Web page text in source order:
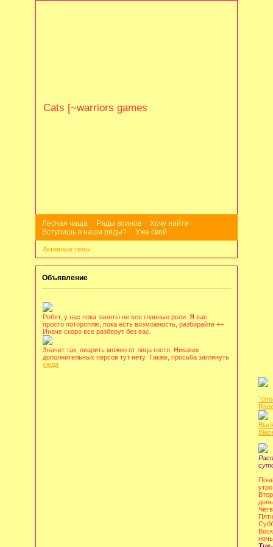
Cats [~warriors games
Лесная чаща Ряды воинов
Хочу найти
Вступишь в наши ряды?
Уже свой
Активные темы
Объявление
Ребят, у нас пока заняты не все главные роли. Я вас
просто потороплю, пока есть возможность, разбирайте ++
Иначе скоро все разберут без вас.
Значит так, пиарить можно от лица гостя. Никаких
дополнительных персов тут нету. Также, просьба заглянуть
сюда